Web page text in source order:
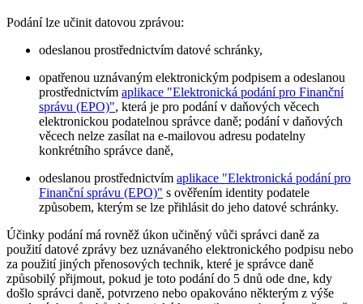
Podání lze učinit datovou zprávou:
odeslanou prostřednictvím datové schránky,
opatřenou uznávaným elektronickým podpisem a odeslanou
prostřednictvím aplikace "Elektronická podání pro Finanční
správu (EPO)", která je pro podání v daňových věcech
elektronickou podatelnou správce daně; podání v daňových
věcech nelze zasílat na e-mailovou adresu podatelny
konkrétního správce daně,
odeslanou prostřednictvím aplikace "Elektronická podání pro
Finanční správu (EPO)" s ověřením identity podatele
způsobem, kterým se lze přihlásit do jeho datové schránky.
Účinky podání má rovněž úkon učiněný vůči správci daně za
použití datové zprávy bez uznávaného elektronického podpisu nebo
za použití jiných přenosových technik, které je správce daně
způsobilý přijmout, pokud je toto podání do 5 dnů ode dne, kdy
došlo správci daně, potvrzeno nebo opakováno některým z výše